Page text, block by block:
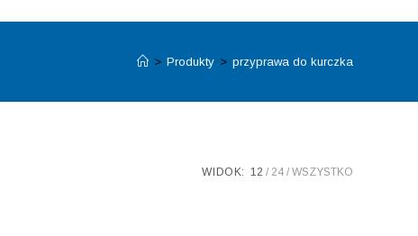
WEBSITE
> Produkty > przyprawa do kurczka
WIDOK: 12 24 WSZYSTKO